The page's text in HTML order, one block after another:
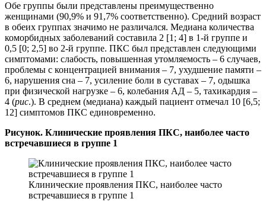
Обе группы были представлены преимущественно
женщинами (90,9% и 91,7% соответственно). Средний возраст
в обеих группах значимо не различался. Медиана количества
коморбидных заболеваний составила 2 [1; 4] в 1-й группе и
0,5 [0; 2,5] во 2-й группе. ПКС был представлен следующими
симптомами: слабость, повышенная утомляемость – 6 случаев,
проблемы с концентрацией внимания – 7, ухудшение памяти –
6, нарушения сна – 7, усиление боли в суставах – 7, одышка
при физической нагрузке – 6, колебания АД – 5, тахикардия –
4 (рис.). В среднем (медиана) каждый пациент отмечал 10 [6,5;
12] симптомов ПКС единовременно.
Рисунок. Клинические проявления ПКС, наиболее часто
встречавшиеся в группе 1
Клинические проявления ПКС, наиболее часто
встречавшиеся в группе 1